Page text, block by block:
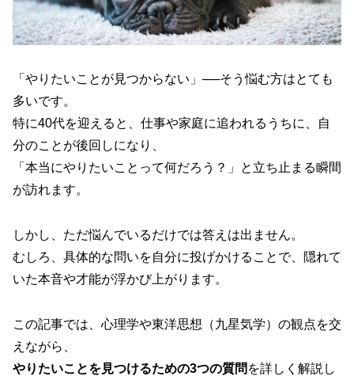
「やりたいことが見つからない」──そう悩む方はとても
多いです。
特に40代を迎えると、仕事や家庭に追われるうちに、自
分のことが後回しになり、
「本当にやりたいことって何だろう？」と立ち止まる瞬間
が訪れます。
しかし、ただ悩んでいるだけでは答えは出ません。
むしろ、具体的な問いを自分に投げかけることで、隠れて
いた本音や才能が浮かび上がります。
この記事では、心理学や東洋思想（九星気学）の観点を交
えながら、
やりたいことを見つけるための3つの質問 を詳しく解説し